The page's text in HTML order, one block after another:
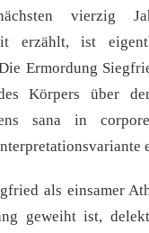
vierzig
erzählt, ist
Ermordung
Körpers über
sana in
als einsamer
geweiht ist,